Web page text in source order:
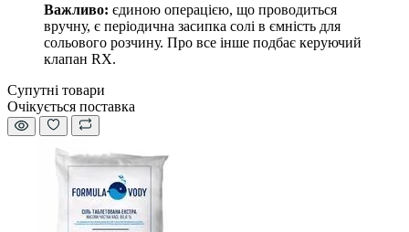
Важливо: єдиною операцією, що проводиться
вручну, є періодична засипка солі в ємність для
сольового розчину. Про все інше подбає керуючий
клапан RX.
Супутні товари
Очікується поставка